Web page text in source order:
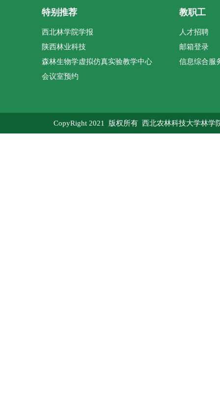
特别推荐
西北林学院学报
陕西林业科技
森林生物学虚拟仿真实验教学中心
会议室预约
教职工
人才招聘
邮箱登录
信息综合服
CopyRight 2021 版权所有 西北农林科技大学林